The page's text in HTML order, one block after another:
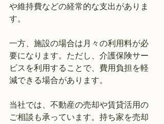
や維持費などの経常的な支出がありま
す。
一方、施設の場合は月々の利用料が必
要になります。ただし、介護保険サー
ビスを利用することで、費用負担を軽
減できる場合があります。
当社では、不動産の売却や賃貸活用の
ご相談も承っています。持ち家を売却